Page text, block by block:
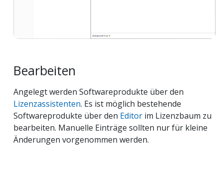
Bearbeiten
Angelegt werden Softwareprodukte über den
Lizenzassistenten. Es ist möglich bestehende
Softwareprodukte über den Editor im Lizenzbaum zu
bearbeiten. Manuelle Einträge sollten nur für kleine
Änderungen vorgenommen werden.